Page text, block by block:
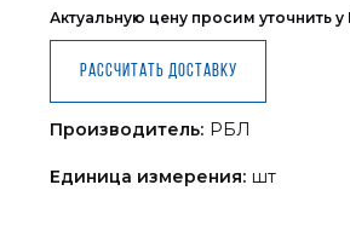
Актуальную цену просим уточнить
Рассчитать доставку
Производитель: РБЛ
Единица измерения: шт